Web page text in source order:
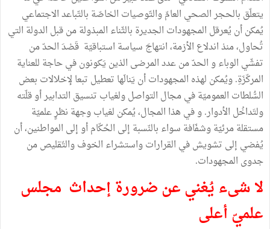
يتعلّق بالحجر الصحي العامّ والتّوصيات الخاصّة بالتّباعد الاجتماعي
يُمكن أن يُعرقل المجهودات الجديرة بالثّناء المبذولة من قبل الدولة التي
تُحاول، منذ اندلاع الأزمة، انتهاجَ سياسة استباقيّة قَصْدَ الحدّ من
تفشّي الوباء و الحدّ من عدد المرضى الذين يَكونون في حاجة للعناية
المركّزَةِ. ويُمكن لهذه المجهودات أن يَنالَها تعطيل تبعا لإخلالات بعض
السُّلطات العموميّة في مجال التواصل ولغياب تنسيق التدابير أو قلّته
ولتَداخُل الأدوار. و في هذا المجال، يُمكن لغياب وجهة نظرٍ علميّة
مستقلة مرئيّة وشفّافة سواء بالنّسبة إلى الحُكّام أو إلى المواطنين، أن
يُفضي إلى تشويش في القرارات واستشراء الخوف والتّقليص من
جدوى المجهودات.
لا شىء يُغني عن ضرورة إحداث مجلس
علميّ أعلى